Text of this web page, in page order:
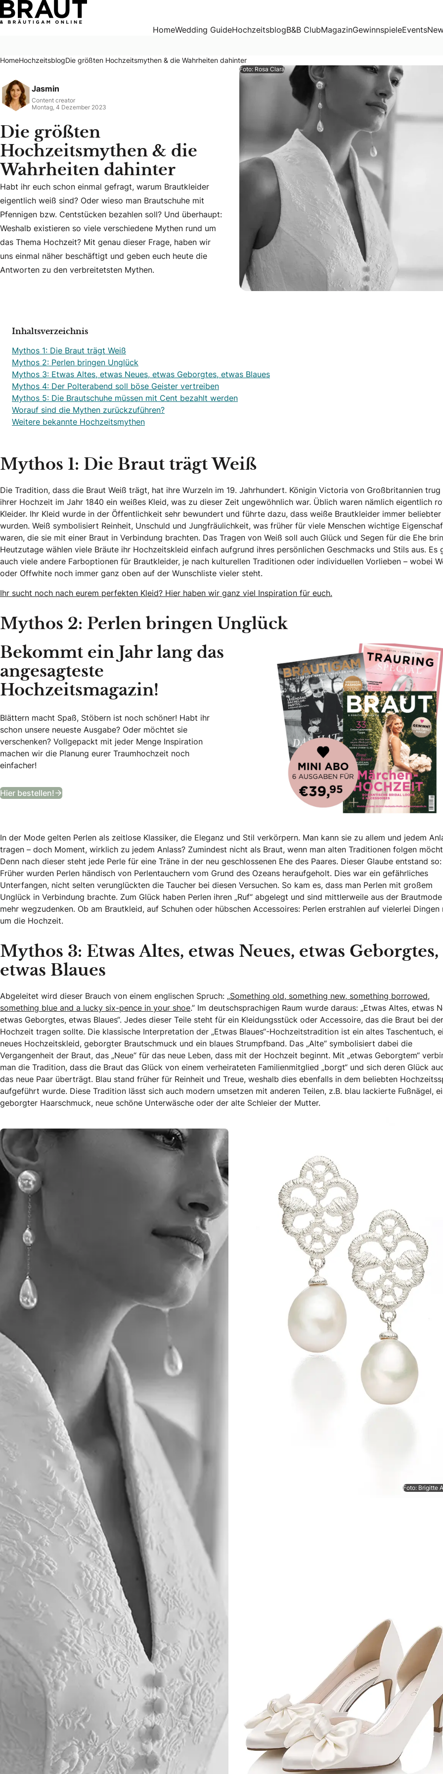
Die größten Hochzeitsmythen & die Wahrheiten dahinter
HomeWedding GuideHochzeitsblogB&B ClubMagazinGewinnspieleEvents
HomeHochzeitsblogDie größten Hochzeitsmythen & die Wahrheiten dahinter
Jasmin
Content creator
Montag, 4 Dezember 2023
Die größten
Hochzeitsmythen & die
Wahrheiten dahinter
Habt ihr euch schon einmal gefragt, warum Brautkleider eigentlich weiß sind? Oder wieso man Brautschuhe mit
Habt ihr euch schon einmal gefragt, warum Brautkleider
eigentlich weiß sind? Oder wieso man Brautschuhe mit
Pfennigen bzw. Centstücken bezahlen soll? Und überhaupt:
Weshalb existieren so viele verschiedene Mythen rund um
das Thema Hochzeit? Mit genau dieser Frage, haben wir
uns einmal näher beschäftigt und geben euch heute die
Antworten zu den verbreitetsten Mythen.
Foto: Rosa Clará
Inhaltsverzeichnis
Mythos 1: Die Braut trägt Weiß
Mythos 2: Perlen bringen Unglück
Mythos 3: Etwas Altes, etwas Neues, etwas Geborgtes, etwas Blaues
Mythos 4: Der Polterabend soll böse Geister vertreiben
Mythos 5: Die Brautschuhe müssen mit Cent bezahlt werden
Worauf sind die Mythen zurückzuführen?
Weitere bekannte Hochzeitsmythen
Mythos 1: Die Braut trägt Weiß
Die Tradition, dass die Braut Weiß trägt, hat ihre Wurzeln im 19. Jahrhundert. Königin Victoria von Großbritannien trug
ihrer Hochzeit im Jahr 1840 ein weißes Kleid, was zu dieser Zeit ungewöhnlich war. Üblich waren nämlich eigentlich
Kleider. Ihr Kleid wurde in der Öffentlichkeit sehr bewundert und führte dazu, dass weiße Brautkleider immer beliebter
wurden. Weiß symbolisiert Reinheit, Unschuld und Jungfräulichkeit, was früher für viele Menschen wichtige
waren, die sie mit einer Braut in Verbindung brachten. Das Tragen von Weiß soll auch Glück und Segen für die Ehe
Heutzutage wählen viele Bräute ihr Hochzeitskleid einfach aufgrund ihres persönlichen Geschmacks und Stils aus. Es
auch viele andere Farboptionen für Brautkleider, je nach kulturellen Traditionen oder individuellen Vorlieben – wobei
oder Offwhite noch immer ganz oben auf der Wunschliste vieler steht.
Ihr sucht noch nach eurem perfekten Kleid? Hier haben wir ganz viel Inspiration für euch.
Mythos 2: Perlen bringen Unglück
Bekommt ein Jahr lang das
angesagteste
Hochzeitsmagazin!
Blättern macht Spaß, Stöbern ist noch schöner! Habt ihr
schon unsere neueste Ausgabe? Oder möchtet sie
verschenken? Vollgepackt mit jeder Menge Inspiration
machen wir die Planung eurer Traumhochzeit noch
einfacher!
Hier bestellen!
Bekommt ein Jahr lang das angesagteste Hochzeitsmagazin!
In der Mode gelten Perlen als zeitlose Klassiker, die Eleganz und Stil verkörpern. Man kann sie zu allem und jedem
tragen – doch Moment, wirklich zu jedem Anlass? Zumindest nicht als Braut, wenn man alten Traditionen folgen
Denn nach dieser steht jede Perle für eine Träne in der neu geschlossenen Ehe des Paares. Dieser Glaube entstand so:
Früher wurden Perlen händisch von Perlentauchern vom Grund des Ozeans heraufgeholt. Dies war ein gefährliches
Unterfangen, nicht selten verunglückten die Taucher bei diesen Versuchen. So kam es, dass man Perlen mit großem
Unglück in Verbindung brachte. Zum Glück haben Perlen ihren „Ruf“ abgelegt und sind mittlerweile aus der
mehr wegzudenken. Ob am Brautkleid, auf Schuhen oder hübschen Accessoires: Perlen erstrahlen auf vielerlei Dingen
um die Hochzeit.
Mythos 3: Etwas Altes, etwas Neues, etwas Geborgtes,
etwas Blaues
Abgeleitet wird dieser Brauch von einem englischen Spruch: „Something old, something new, something borrowed,
something blue and a lucky six-pence in your shoe.” Im deutschsprachigen Raum wurde daraus: „Etwas Altes, etwas
etwas Geborgtes, etwas Blaues“. Jedes dieser Teile steht für ein Kleidungsstück oder Accessoire, das die Braut bei der
Hochzeit tragen sollte. Die klassische Interpretation der „Etwas Blaues“-Hochzeitstradition ist ein altes Taschentuch,
neues Hochzeitskleid, geborgter Brautschmuck und ein blaues Strumpfband. Das „Alte“ symbolisiert dabei die
Vergangenheit der Braut, das „Neue“ für das neue Leben, dass mit der Hochzeit beginnt. Mit „etwas Geborgtem“
man die Tradition, dass die Braut das Glück von einem verheirateten Familienmitglied „borgt“ und sich deren Glück
das neue Paar überträgt. Blau stand früher für Reinheit und Treue, weshalb dies ebenfalls in dem beliebten
aufgeführt wurde. Diese Tradition lässt sich auch modern umsetzen mit anderen Teilen, z.B. blau lackierte Fußnägel,
geborgter Haarschmuck, neue schöne Unterwäsche oder der alte Schleier der Mutter.
Foto: Brigitte